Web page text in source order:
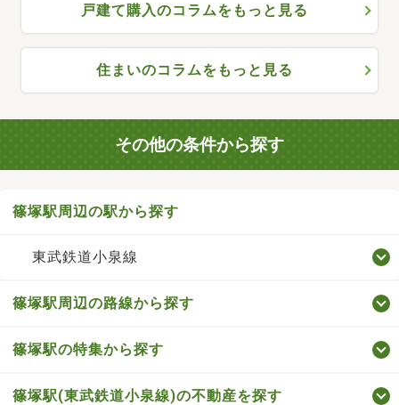
戸建て購入のコラムをもっと見る
住まいのコラムをもっと見る
その他の条件から探す
篠塚駅周辺の駅から探す
東武鉄道小泉線
篠塚駅周辺の路線から探す
篠塚駅の特集から探す
篠塚駅(東武鉄道小泉線)の不動産を探す